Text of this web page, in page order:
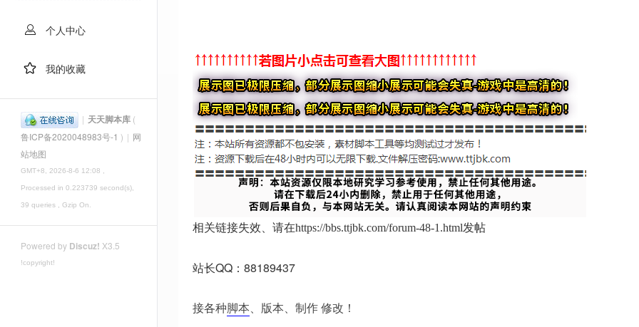
个人中心
我的收藏
| 天天脚本库 (
鲁ICP备2020048983号-1 ) | 网
站地图
GMT+8, 2026-8-6 12:08 ,
Processed in 0.223739 second(s),
39 queries , Gzip On.
Powered by Discuz! X3.5
!copyright!
相关链接失效、请在https://bbs.ttjbk.com/forum-48-1.html发帖
站长QQ：88189437
接各种脚本、版本、制作 修改！